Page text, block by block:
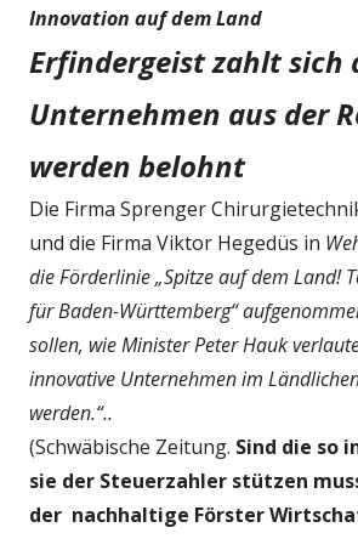
Innovation auf dem Land
Erfindergeist zahlt sich
Unternehmen aus der
werden belohnt
Die Firma Sprenger
und die Firma Viktor Hegedüs in
die Förderlinie „Spitze auf dem Land!
für Baden-Württemberg“
sollen, wie Minister Peter Hauk
innovative Unternehmen im
werden.“..
(Schwäbische Zeitung. Sind die so
sie der Steuerzahler stützen
der nachhaltige Förster